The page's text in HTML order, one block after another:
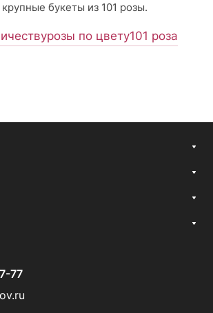
букеты из 101 розы.
розы по цвету101 роза
77